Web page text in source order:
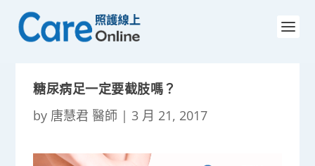
糖尿病足一定要截肢嗎？
by 唐慧君 醫師 |3 月 21, 2017